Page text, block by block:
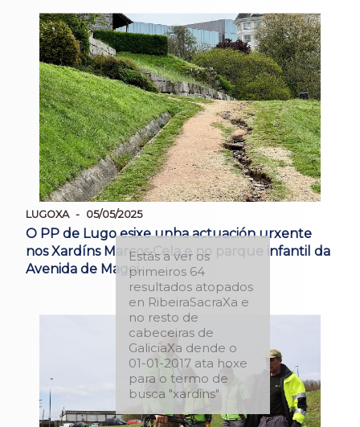
LUGOXA 05/05/2025
O PP de Lugo esixe unha actuación urxente
nos Xardíns Marcos Cela e no parque infantil da
Avenida de Magoi
Estás a ver os
primeiros 64
resultados atopados
en RibeiraSacraXa e
no resto de
cabeceiras de
GaliciaXa dende o
01-01-2017 ata hoxe
para o termo de
busca "xardins"